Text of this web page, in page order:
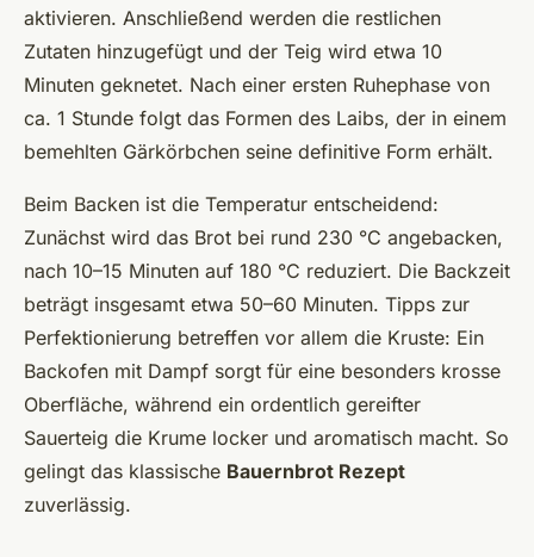
aktivieren. Anschließend werden die restlichen
Zutaten hinzugefügt und der Teig wird etwa 10
Minuten geknetet. Nach einer ersten Ruhephase von
ca. 1 Stunde folgt das Formen des Laibs, der in einem
bemehlten Gärkörbchen seine definitive Form erhält.
Beim Backen ist die Temperatur entscheidend:
Zunächst wird das Brot bei rund 230 °C angebacken,
nach 10–15 Minuten auf 180 °C reduziert. Die Backzeit
beträgt insgesamt etwa 50–60 Minuten. Tipps zur
Perfektionierung betreffen vor allem die Kruste: Ein
Backofen mit Dampf sorgt für eine besonders krosse
Oberfläche, während ein ordentlich gereifter
Sauerteig die Krume locker und aromatisch macht. So
gelingt das klassische Bauernbrot Rezept
zuverlässig.